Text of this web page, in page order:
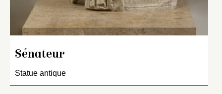
Sénateur
Statue antique